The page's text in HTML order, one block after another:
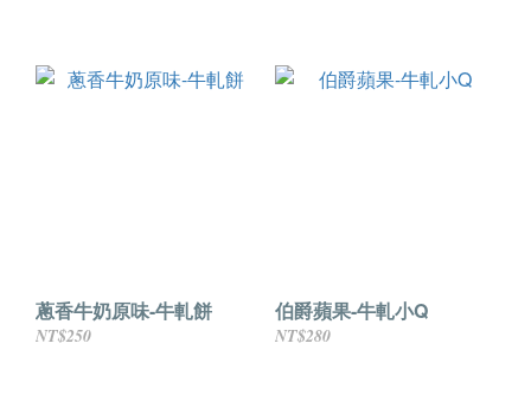
蔥香牛奶原味-牛軋餅
NT$250
伯爵蘋果-牛軋小Q
NT$280